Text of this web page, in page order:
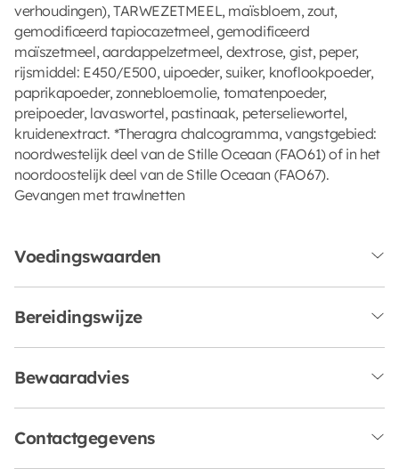
verhoudingen), TARWEZETMEEL, maïsbloem, zout,
gemodificeerd tapiocazetmeel, gemodificeerd
maïszetmeel, aardappelzetmeel, dextrose, gist, peper,
rijsmiddel: E450/E500, uipoeder, suiker, knoflookpoeder,
paprikapoeder, zonnebloemolie, tomatenpoeder,
preipoeder, lavaswortel, pastinaak, peterseliewortel,
kruidenextract. *Theragra chalcogramma, vangstgebied:
noordwestelijk deel van de Stille Oceaan (FAO61) of in het
noordoostelijk deel van de Stille Oceaan (FAO67).
Gevangen met trawlnetten
Voedingswaarden
Bereidingswijze
Bewaaradvies
Contactgegevens